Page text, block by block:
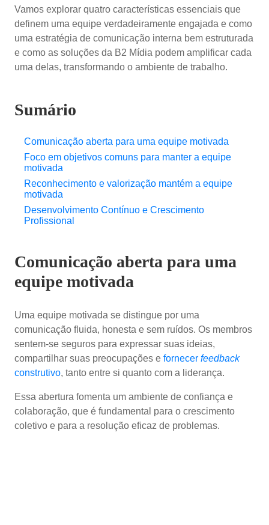
Vamos explorar quatro características essenciais que
definem uma equipe verdadeiramente engajada e como
uma estratégia de comunicação interna bem estruturada
e como as soluções da B2 Mídia podem amplificar cada
uma delas, transformando o ambiente de trabalho.
Sumário
Comunicação aberta para uma equipe motivada
Foco em objetivos comuns para manter a equipe
motivada
Reconhecimento e valorização mantém a equipe
motivada
Desenvolvimento Contínuo e Crescimento
Profissional
Comunicação aberta para uma
equipe motivada
Uma equipe motivada se distingue por uma
comunicação fluida, honesta e sem ruídos. Os membros
sentem-se seguros para expressar suas ideias,
compartilhar suas preocupações e fornecer feedback
construtivo, tanto entre si quanto com a liderança.
Essa abertura fomenta um ambiente de confiança e
colaboração, que é fundamental para o crescimento
coletivo e para a resolução eficaz de problemas.